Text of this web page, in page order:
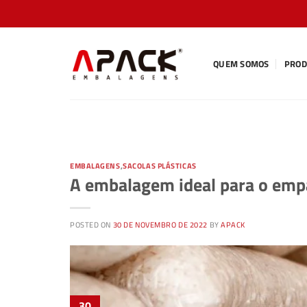
to
QUEM SOMOS
EMBALAGENS,SACOLAS PLÁSTICAS
A embalagem ideal para o
POSTED ON 30 DE NOVEMBRO DE 2022 BYAPACK